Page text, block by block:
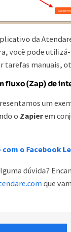
da
você pode
tarefas manuais,
fluxo (Zap) de
um
o Zapierem
o Facebook
dúvida?
que